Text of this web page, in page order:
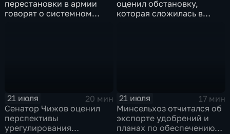
перестановки в армии
говорят о системном
оценил обстановку,
которая сложилась в
21 июля
20 мин
Сенатор Чижов оценил
перспективы
урегулирования
21 июля
17 мин
Минсельхоз отчитался об
экспорте удобрений и
планах по обеспечению